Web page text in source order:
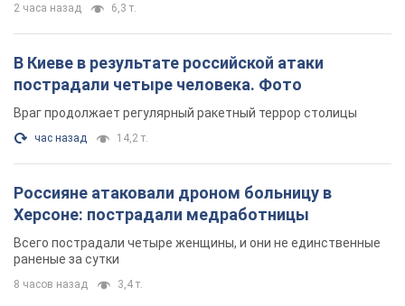
2 часа назад 6,3 т.
В Киеве в результате российской атаки
пострадали четыре человека. Фото
Враг продолжает регулярный ракетный террор столицы
час назад 14,2 т.
Россияне атаковали дроном больницу в
Херсоне: пострадали медработницы
Всего пострадали четыре женщины, и они не единственные
раненые за сутки
8 часов назад 3,4 т.